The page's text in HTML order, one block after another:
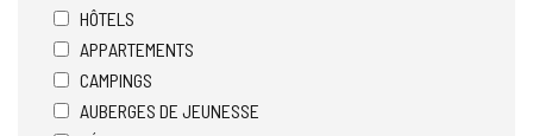
HÔTELS
APPARTEMENTS
CAMPINGS
AUBERGES DE JEUNESSE